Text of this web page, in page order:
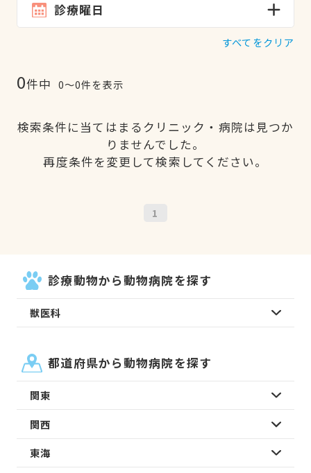
診療曜日
すべてをクリア
0件中 0〜0件を表示
検索条件に当てはまるクリニック・病院は見つか
りませんでした。
再度条件を変更して検索してください。
1
診療動物から動物病院を探す
獣医科
都道府県から動物病院を探す
関東
関西
東海